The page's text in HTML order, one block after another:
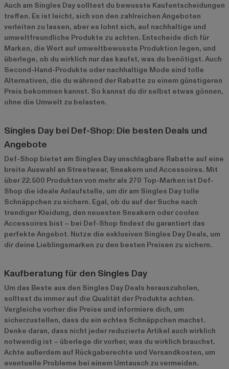
Auch am Singles Day solltest du bewusste Kaufentscheidungen
treffen. Es ist leicht, sich von den zahlreichen Angeboten
verleiten zu lassen, aber es lohnt sich, auf nachhaltige und
umweltfreundliche Produkte zu achten. Entscheide dich für
Marken, die Wert auf umweltbewusste Produktion legen, und
überlege, ob du wirklich nur das kaufst, was du benötigst. Auch
Second-Hand-Produkte oder nachhaltige Mode sind tolle
Alternativen, die du während der Rabatte zu einem günstigeren
Preis bekommen kannst. So kannst du dir selbst etwas gönnen,
ohne die Umwelt zu belasten.
Singles Day bei Def-Shop: Die besten Deals und
Angebote
Def-Shop bietet am Singles Day unschlagbare Rabatte auf eine
breite Auswahl an Streetwear, Sneakern und Accessoires. Mit
über 22.500 Produkten von mehr als 270 Top-Marken ist Def-
Shop die ideale Anlaufstelle, um dir am Singles Day tolle
Schnäppchen zu sichern. Egal, ob du auf der Suche nach
trendiger Kleidung, den neuesten Sneakern oder coolen
Accessoires bist – bei Def-Shop findest du garantiert das
perfekte Angebot. Nutze die exklusiven Singles Day Deals, um
dir deine Lieblingsmarken zu den besten Preisen zu sichern.
Kaufberatung für den Singles Day
Um das Beste aus den Singles Day Deals herauszuholen,
solltest du immer auf die Qualität der Produkte achten.
Vergleiche vorher die Preise und informiere dich, um
sicherzustellen, dass du ein echtes Schnäppchen machst.
Denke daran, dass nicht jeder reduzierte Artikel auch wirklich
notwendig ist – überlege dir vorher, was du wirklich brauchst.
Achte außerdem auf Rückgaberechte und Versandkosten, um
eventuelle Probleme bei einem Umtausch zu vermeiden.